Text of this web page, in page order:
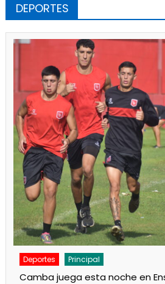
DEPORTES
Deportes Noticias
Respaldo al Indio en Defensores